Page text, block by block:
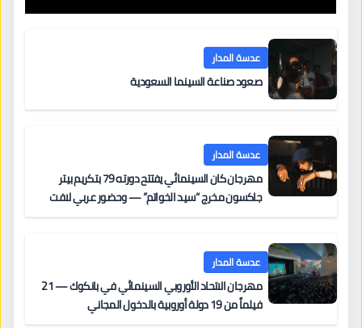
عدسة المدار
صعود صناعة السينما السعودية
عدسة المدار
مهرجان كان السينمائي يفتتح دورته 79 بتكريم بيتر
جاكسون مخرج “سيد الخواتم” — وحضور عربي لافت
عدسة المدار
مهرجان الاتحاد الأوروبي السينمائي في بانكوك — 21
فيلماً من 19 دولة أوروبية بالدخول المجاني